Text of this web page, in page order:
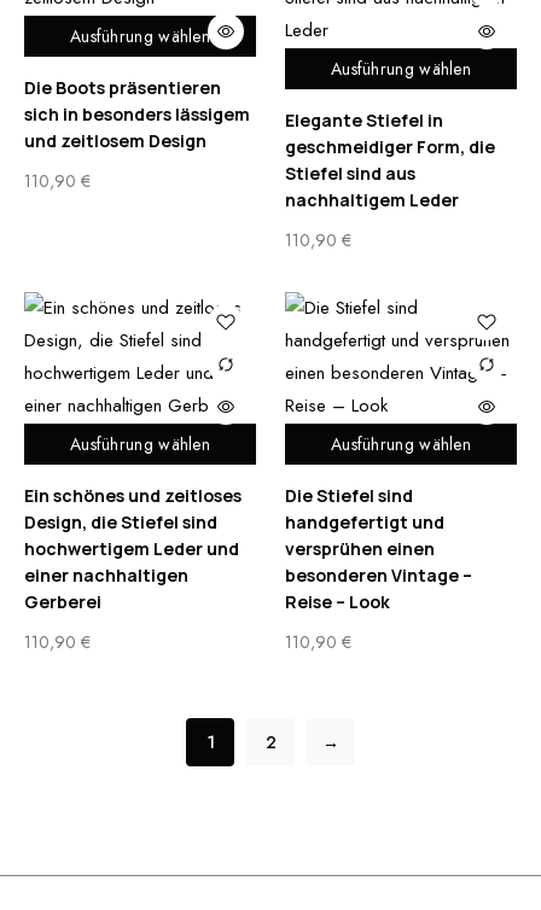
Ausführung wählen
Die Boots präsentieren
sich in besonders lässigem
und zeitlosem Design
110,90 €
Ausführung wählen
Elegante Stiefel in
geschmeidiger Form, die
Stiefel sind aus
nachhaltigem Leder
110,90 €
Ausführung wählen
Ein schönes und zeitloses
Design, die Stiefel sind
hochwertigem Leder und
einer nachhaltigen
Gerberei
110,90 €
Ausführung wählen
Die Stiefel sind
handgefertigt und
versprühen einen
besonderen Vintage –
Reise – Look
110,90 €
1 2 →